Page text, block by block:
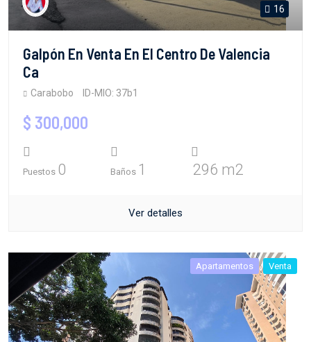
16
Galpón En Venta En El Centro De Valencia
Ca
Carabobo ID-MIO: 37b1
$ 300,000
Puestos 0 Baños 1 296 m2
Ver detalles
Apartamentos Venta